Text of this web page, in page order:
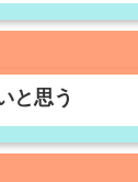
と思う